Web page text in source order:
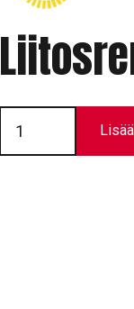
Liitosrengas
RGK12
määrä